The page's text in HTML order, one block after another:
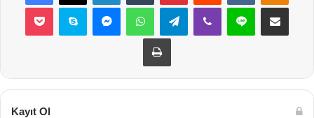
Pocket Skype MessengerWhatsAppTelegramViber Line E-Posta ile
Yazdır
Kayıt Ol